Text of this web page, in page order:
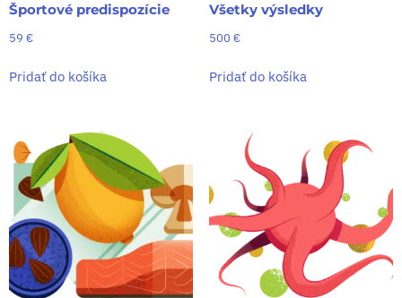
Športové predispozície
59 €
Pridať do košíka
Všetky výsledky
500 €
Pridať do košíka